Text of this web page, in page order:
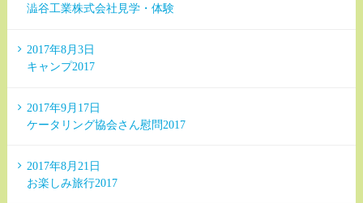
澁谷工業株式会社見学・体験
2017年8月3日
キャンプ2017
2017年9月17日
ケータリング協会さん慰問2017
2017年8月21日
お楽しみ旅行2017